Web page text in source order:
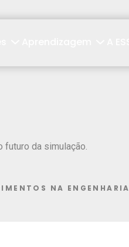
futuro da simulação.
NA ENGENHARIA